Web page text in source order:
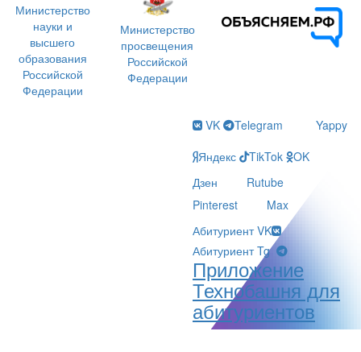
Министерство
науки и
высшего
образования
Российской
Федерации
Министерство
просвещения
Российской
Федерации
VK Telegram
Yappy
Яндекс
TikTok
OK
Дзен
Rutube
Pinterest
Max
Абитуриент VK
Абитуриент Tg
Приложение
Технобашня для
абитуриентов